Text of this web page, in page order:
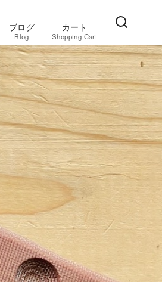
ブログ
Blog
カート
Shopping Cart